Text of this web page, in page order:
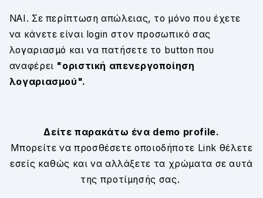
ΝΑΙ. Σε περίπτωση απώλειας, το μόνο που έχετε
να κάνετε είναι login στον προσωπικό σας
λογαριασμό και να πατήσετε το button που
αναφέρει "οριστική απενεργοποίηση
λογαριασμού".
Δείτε παρακάτω ένα demo profile.
Μπορείτε να προσθέσετε οποιοδήποτε Link θέλετε
εσείς καθώς και να αλλάξετε τα χρώματα σε αυτά
της προτίμησής σας.